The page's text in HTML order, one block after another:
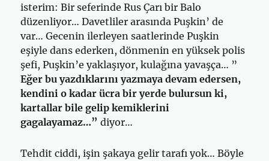
isterim: Bir seferinde Rus Çarı bir Balo
düzenliyor… Davetliler arasında Puşkin’ de
var… Gecenin ilerleyen saatlerinde Puşkin
eşiyle dans ederken, dönmenin en yüksek polis
şefi, Puşkin’e yaklaşıyor, kulağına yavaşça… ”
Eğer bu yazdıklarını yazmaya devam edersen,
kendini o kadar ücra bir yerde bulursun ki,
kartallar bile gelip kemiklerini
gagalayamaz…”diyor…
Tehdit ciddi, işin şakaya gelir tarafı yok… Böyle